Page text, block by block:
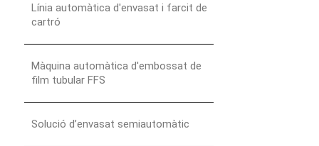
Línia automàtica d'envasat i farcit de
cartró
Màquina automàtica d'embossat de
film tubular FFS
Solució d’envasat semiautomàtic